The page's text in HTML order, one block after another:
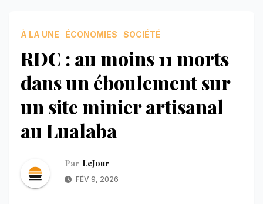
À LA UNE ÉCONOMIES SOCIÉTÉ
RDC : au moins 11 morts
dans un éboulement sur
un site minier artisanal
au Lualaba
Par LeJour
FÉV 9, 2026